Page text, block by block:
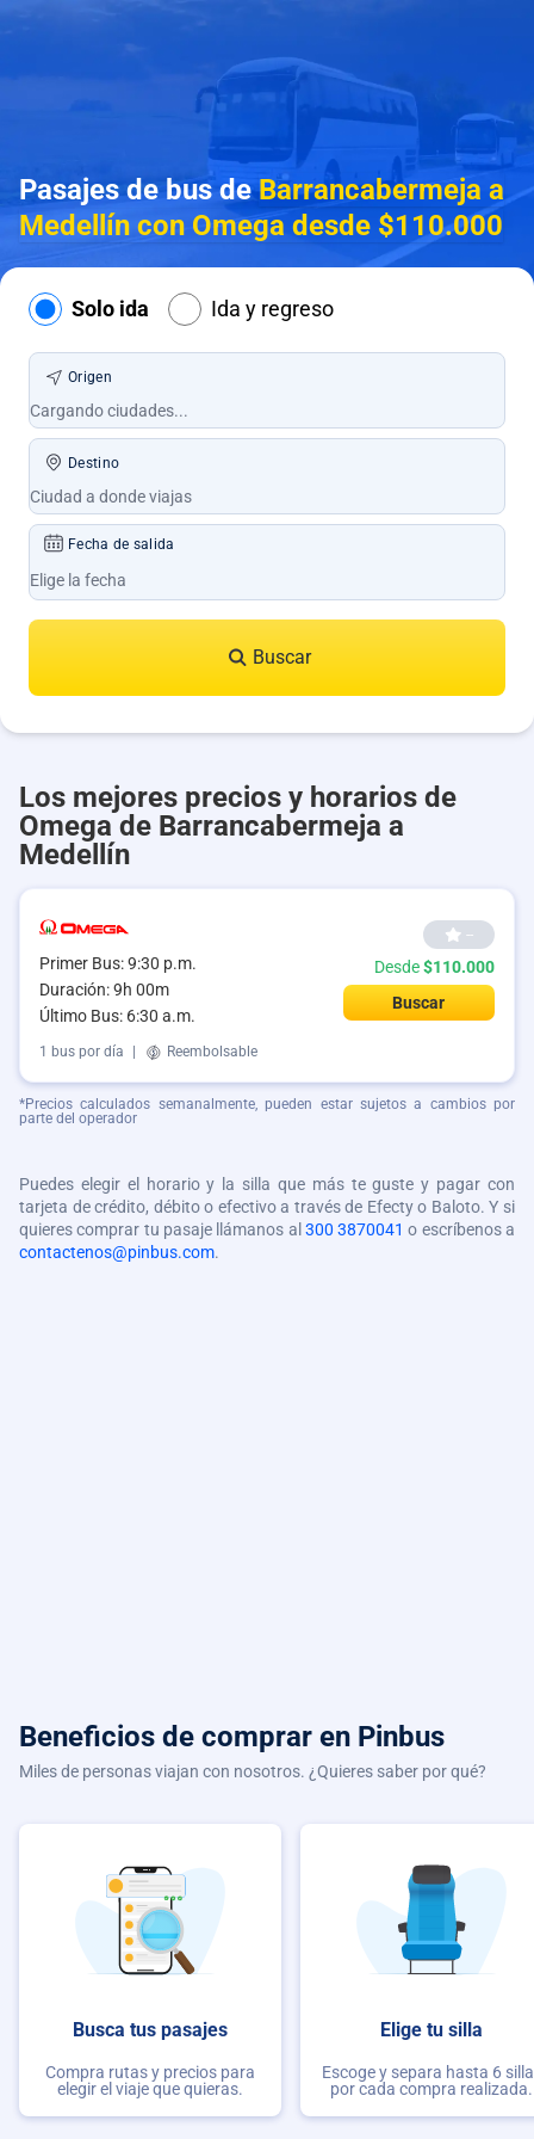
Pasajes de bus deBarrancabermeja a
Medellín con Omega desde $110.000
Solo ida Ida y regreso
Origen
Destino
Fecha de salida
Buscar
Los mejores precios y horarios de
Omega de Barrancabermeja a
Medellín
Primer Bus: 9:30 p.m.
Duración: 9h 00m
Último Bus: 6:30 a.m.
--
Desde$110.000
Buscar
1 bus por día Reembolsable
*Precios calculados semanalmente, pueden estar sujetos a cambios por
parte del operador
Puedes elegir el horario y la silla que más te guste y pagar con
tarjeta de crédito, débito o efectivo a través de Efecty o Baloto. Y si
quieres comprar tu pasaje llámanos al 300 3870041 o escríbenos a
contactenos@pinbus.com.
Beneficios de comprar en Pinbus
Miles de personas viajan con nosotros. ¿Quieres saber por qué?
Busca tus pasajes
Compra rutas y precios para
elegir el viaje que quieras.
Elige tu silla
Escoge y separa hasta 6
por cada compra realizada.